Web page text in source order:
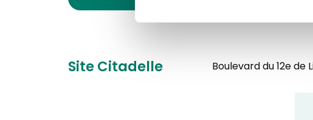
Site Citadelle Boulevard du 12e de